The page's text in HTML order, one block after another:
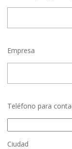
Empresa
Teléfono para
Ciudad